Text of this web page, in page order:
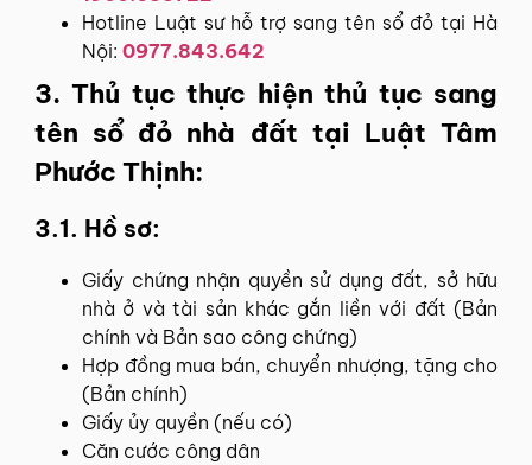
Hotline Luật sư hỗ trợ sang tên sổ đỏ tại Hà
Nội: 0977.843.642
3. Thủ tục thực hiện thủ tục sang
tên sổ đỏ nhà đất tại Luật Tâm
Phước Thịnh:
3.1. Hồ sơ:
Giấy chứng nhận quyền sử dụng đất, sở hữu
nhà ở và tài sản khác gắn liền với đất (Bản
chính và Bản sao công chứng)
Hợp đồng mua bán, chuyển nhượng, tặng cho
(Bản chính)
Giấy ủy quyền (nếu có)
Căn cước công dân